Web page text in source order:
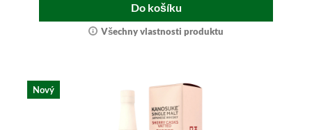
Do košíku
Všechny vlastnosti produktu
Nový